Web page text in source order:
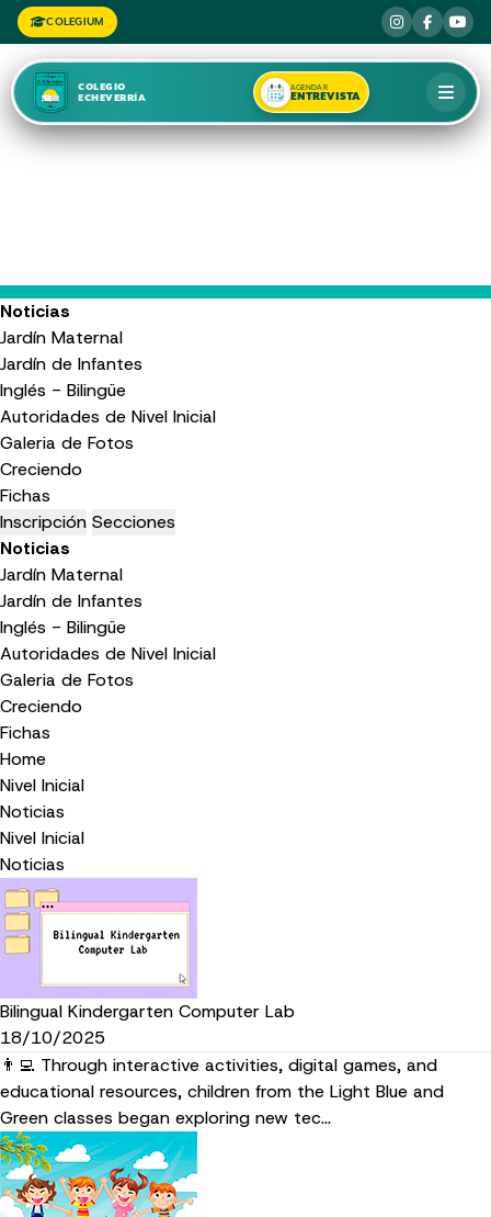
COLEGIUM
COLEGIO
ECHEVERRÍA
AGENDAR
ENTREVISTA
Noticias
Jardín Maternal
Jardín de Infantes
Inglés - Bilingüe
Autoridades de Nivel Inicial
Galeria de Fotos
Creciendo
Fichas
Inscripción Secciones
Noticias
Jardín Maternal
Jardín de Infantes
Inglés - Bilingüe
Autoridades de Nivel Inicial
Galeria de Fotos
Creciendo
Fichas
Home
Nivel Inicial
Noticias
Nivel Inicial
Noticias
Bilingual Kindergarten Computer Lab
18/10/2025
👨‍💻 Through interactive activities, digital games, and
educational resources, children from the Light Blue and
Green classes began exploring new tec…